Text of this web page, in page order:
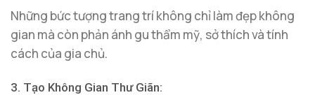
Những bức tượng trang trí không chỉ làm đẹp không
gian mà còn phản ánh gu thẩm mỹ, sở thích và tính
cách của gia chủ.
3. Tạo Không Gian Thư Giãn: